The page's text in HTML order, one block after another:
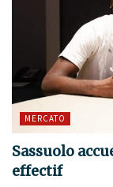
MERCATO
Sassuolo
effectif